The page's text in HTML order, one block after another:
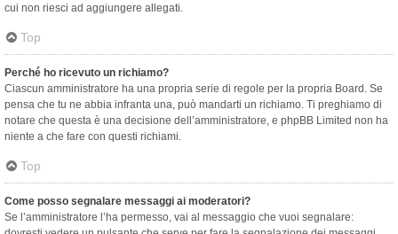
cui non riesci ad aggiungere allegati.
Top
Perché ho ricevuto un richiamo?
Ciascun amministratore ha una propria serie di regole per la propria Board. Se
pensa che tu ne abbia infranta una, può mandarti un richiamo. Ti preghiamo di
notare che questa è una decisione dell’amministratore, e phpBB Limited non ha
niente a che fare con questi richiami.
Top
Come posso segnalare messaggi ai moderatori?
Se l’amministratore l’ha permesso, vai al messaggio che vuoi segnalare: